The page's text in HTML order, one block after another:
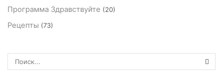
Программа Здравствуйте (20)
Рецепты (73)